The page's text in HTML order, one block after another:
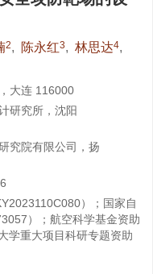
2, 陈永红3, 林思达4,
大连 116000
研究所，沈阳
究院有限公司，扬
）；国家自
）；航空科学基金资助
学重大项目科研专题资助